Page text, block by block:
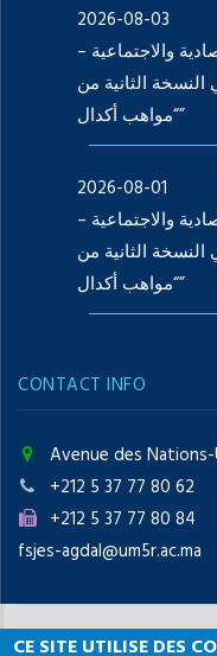
2026-08-03
والاجتماعية –
النسخة الثانية من
“مواهب أكدال”
2026-08-01
والاجتماعية –
النسخة الثانية من
“مواهب أكدال”
CONTACT INFO
Avenue des Nations-
+212 5 37 77 80 62
+212 5 37 77 80 84
fsjes-agdal@um5r.ac.ma
CE SITE UTILISE DES